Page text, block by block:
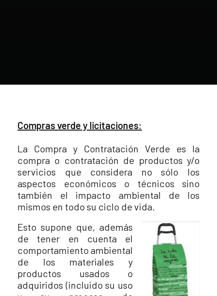
Compras verde y licitaciones:
La Compra y Contratación Verde es la
compra o contratación de productos y/o
servicios que considera no sólo los
aspectos económicos o técnicos sino
también el impacto ambiental de los
mismos en todo su ciclo de vida.
Esto supone que, además
de tener en cuenta el
comportamiento ambiental
de los materiales y
productos usados o
adquiridos (incluido su uso